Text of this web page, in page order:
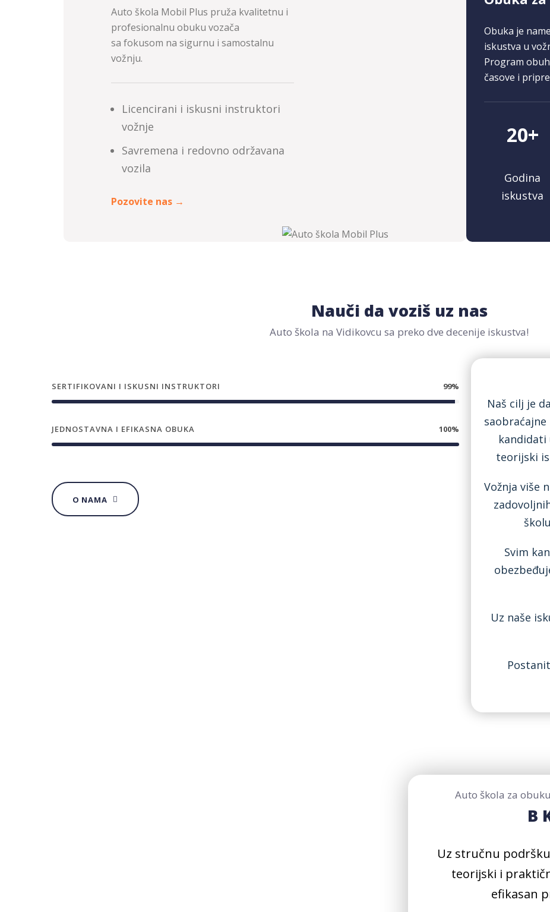
Auto škola Mobil Plus pruža kvalitetnu i
profesionalnu obuku vozača
sa fokusom na sigurnu i samostalnu
vožnju.
Licencirani i iskusni instruktori
vožnje
Savremena i redovno održavana
vozila
Pozovite nas →
Obuka je
iskustva u
Program
časove i
20+
Godina
iskustva
Nauči da voziš uz nas
Auto škola na Vidikovcu sa preko dve decenije iskustva!
SERTIFIKOVANI I ISKUSNI INSTRUKTORI 99%
JEDNOSTAVNA I EFIKASNA OBUKA 100%
O NAMA
Naš cilj je
kandidati
teorijski
Vožnja više
Svim
Uz naše
Auto škola za
B
Uz stručnu
teorijski i
efikasan